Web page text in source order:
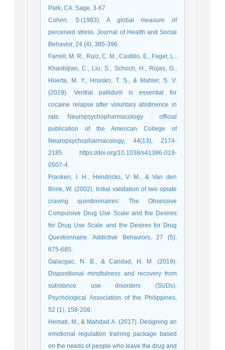
Park, CA: Sage, 3-67.
Cohen, S.(1983). A global measure of
perceived stress. Journal of Health and Social
Behavior, 24 (4), 385-396.
Farrell, M. R., Ruiz, C. M., Castillo, E., Faget, L.,
Khanbijian, C., Liu, S., Schoch, H., Rojas, G.,
Huerta, M. Y., Hnasko, T. S., & Mahler, S. V.
(2019). Ventral pallidum is essential for
cocaine relapse after voluntary abstinence in
rats. Neuropsychopharmacology : official
publication of the American College of
Neuropsychopharmacology, 44(13), 2174-
2185. https://doi.org/10.1038/s41386-019-
0507-4.
Franken, I. H., Hendricks, V. M., & Van den
Brink, W. (2002). Initial validation of two opiate
craving questionnaires: The Obsessive
Compulsive Drug Use Scale and the Desires
for Drug Use Scale and the Desires for Drug
Questionnaire. Addictive Behaviors, 27 (5),
675-685.
Galacgac, N. B., & Caridad, H. M. (2019).
Dispositional mindfulness and recovery from
substance use disorders (SUDs).
Psychological Association of the Philippines,
52 (1), 158-208.
Hemati, M., & Mahdad A. (2017). Designing an
emotional regulation training package based
on the needs of people who leave the drug and